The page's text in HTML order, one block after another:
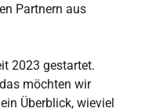
Partnern aus
2023 gestartet.
möchten wir
Überblick, wieviel